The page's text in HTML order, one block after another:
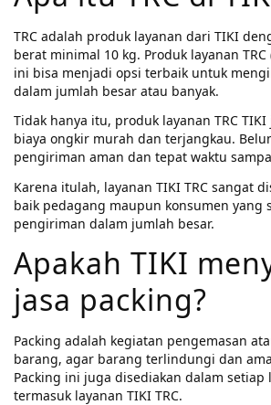
TRC adalah produk layanan dari TIKI
berat minimal 10 kg. Produk layanan TRC
ini bisa menjadi opsi terbaik untuk
dalam jumlah besar atau banyak.
Tidak hanya itu, produk layanan TRC
biaya ongkir murah dan terjangkau.
pengiriman aman dan tepat waktu
Karena itulah, layanan TIKI TRC sangat
baik pedagang maupun konsumen yang
pengiriman dalam jumlah besar.
Apakah TIKI
jasa packing?
Packing adalah kegiatan pengemasan
barang, agar barang terlindungi dan
Packing ini juga disediakan dalam setiap
termasuk layanan TIKI TRC.